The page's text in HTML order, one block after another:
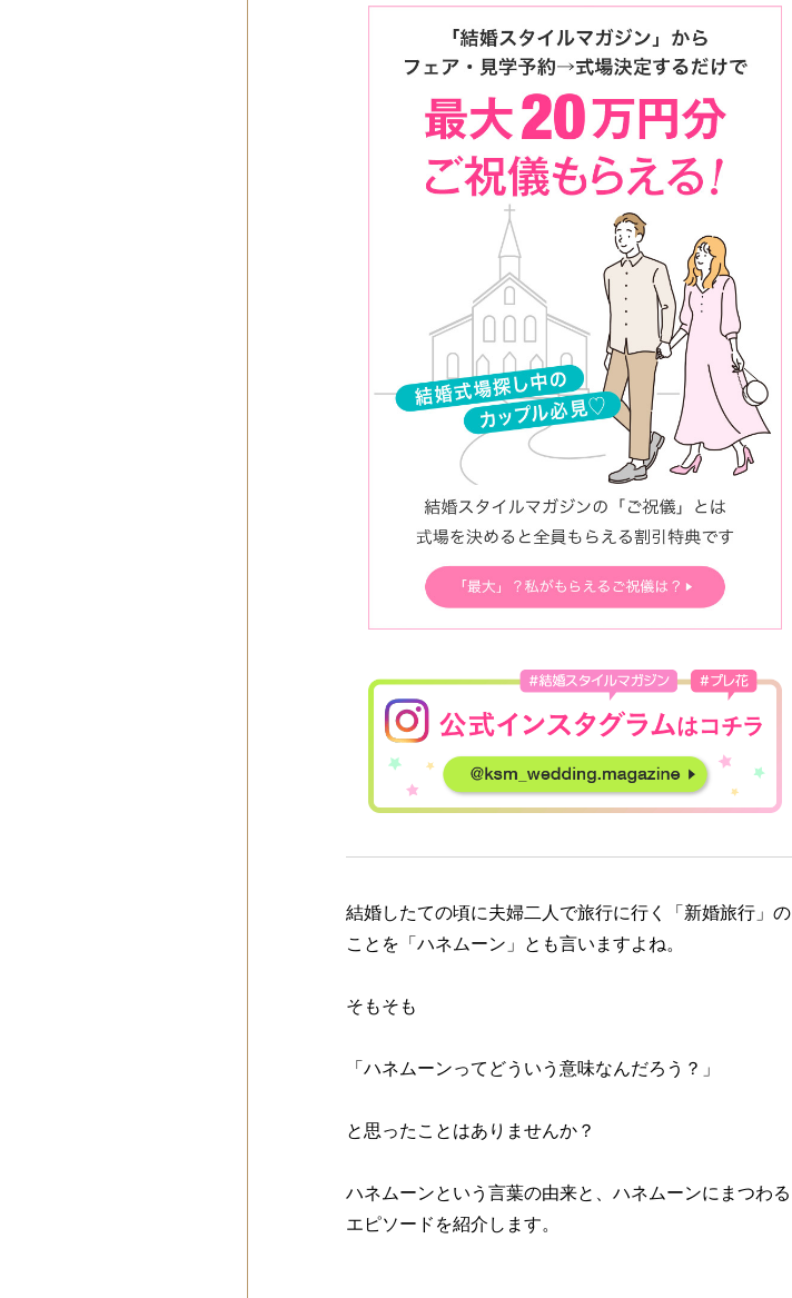
結婚したての頃に夫婦二人で旅行に行く「新婚旅行」の
ことを「ハネムーン」とも言いますよね。
そもそも
「ハネムーンってどういう意味なんだろう？」
と思ったことはありませんか？
ハネムーンという言葉の由来と、ハネムーンにまつわる
エピソードを紹介します。